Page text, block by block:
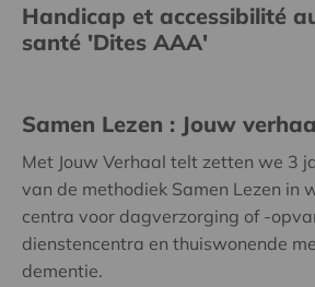
Handicap et accessibilité
santé 'Dites AAA'
Samen Lezen : Jouw
Met Jouw Verhaal telt zetten we 3
van de methodiek Samen Lezen in
centra voor dagverzorging of -
dienstencentra en thuiswonende
dementie.